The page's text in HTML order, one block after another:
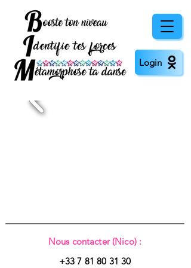
Login
Nous contacter (Nico) :
+33 7 81 80 31 30